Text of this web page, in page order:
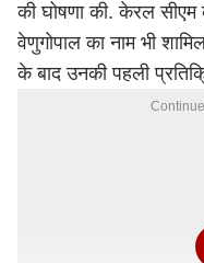
की घोषणा की. केरल
वेणुगोपाल का नाम भी
के बाद उनकी पहली